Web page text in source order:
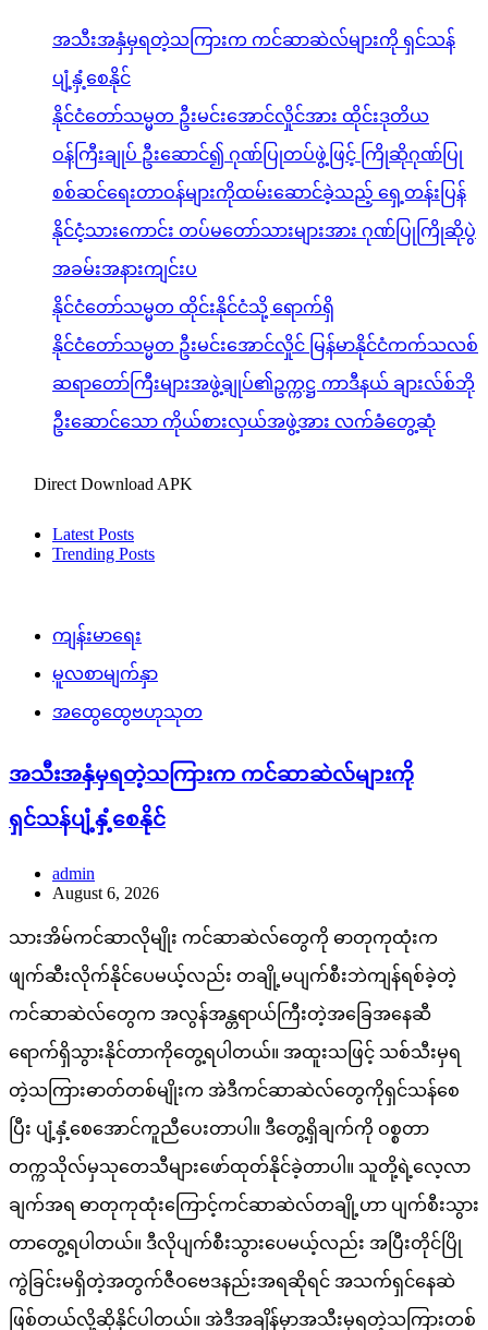
အသီးအနှံမှရတဲ့သကြားက ကင်ဆာဆဲလ်များကို ရှင်သန်
ပျံ့နှံ့စေနိုင်
နိုင်ငံတော်သမ္မတ ဦးမင်းအောင်လှိုင်အား ထိုင်းဒုတိယ
ဝန်ကြီးချုပ် ဦးဆောင်၍ ဂုဏ်ပြုတပ်ဖွဲ့ဖြင့် ကြိုဆိုဂုဏ်ပြု
စစ်ဆင်ရေးတာဝန်များကိုထမ်းဆောင်ခဲ့သည့် ရှေ့တန်းပြန်
နိုင်ငံ့သားကောင်း တပ်မတော်သားများအား ဂုဏ်ပြုကြိုဆိုပွဲ
အခမ်းအနားကျင်းပ
နိုင်ငံတော်သမ္မတ ထိုင်းနိုင်ငံသို့ ရောက်ရှိ
နိုင်ငံတော်သမ္မတ ဦးမင်းအောင်လှိုင် မြန်မာနိုင်ငံကက်သလစ်
ဆရာတော်ကြီးများအဖွဲ့ချုပ်၏ဥက္ကဋ္ဌ ကာဒီနယ် ချားလ်စ်ဘို
ဦးဆောင်သော ကိုယ်စားလှယ်အဖွဲ့အား လက်ခံတွေ့ဆုံ
Direct Download APK
Latest Posts
Trending Posts
ကျန်းမာရေး
မူလစာမျက်နှာ
အထွေထွေဗဟုသုတ
အသီးအနှံမှရတဲ့သကြားက ကင်ဆာဆဲလ်များကို
ရှင်သန်ပျံ့နှံ့စေနိုင်
admin
August 6, 2026
သားအိမ်ကင်ဆာလိုမျိုး ကင်ဆာဆဲလ်တွေကို ဓာတုကုထုံးက
ဖျက်ဆီးလိုက်နိုင်ပေမယ့်လည်း တချို့မပျက်စီးဘဲကျန်ရစ်ခဲ့တဲ့
ကင်ဆာဆဲလ်တွေက အလွန်အန္တရာယ်ကြီးတဲ့အခြေအနေဆီ
ရောက်ရှိသွားနိုင်တာကိုတွေ့ရပါတယ်။ အထူးသဖြင့် သစ်သီးမှရ
တဲ့သကြားဓာတ်တစ်မျိုးက အဲဒီကင်ဆာဆဲလ်တွေကိုရှင်သန်စေ
ပြီး ပျံ့နှံ့စေအောင်ကူညီပေးတာပါ။ ဒီတွေ့ရှိချက်ကို ဝစ္စတာ
တက္ကသိုလ်မှသုတေသီများဖော်ထုတ်နိုင်ခဲ့တာပါ။ သူတို့ရဲ့လေ့လာ
ချက်အရ ဓာတုကုထုံးကြောင့်ကင်ဆာဆဲလ်တချို့ဟာ ပျက်စီးသွား
တာတွေ့ရပါတယ်။ ဒီလိုပျက်စီးသွားပေမယ့်လည်း အပြီးတိုင်ပြို
ကွဲခြင်းမရှိတဲ့အတွက်ဇီဝဗေဒနည်းအရဆိုရင် အသက်ရှင်နေဆဲ
ဖြစ်တယ်လို့ဆိုနိုင်ပါတယ်။ အဲဒီအချိန်မှာအသီးမှရတဲ့သကြားတစ်